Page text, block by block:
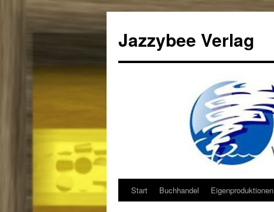
Jazzybee Verlag
ZumStart Buchhandel Eigenproduktionen